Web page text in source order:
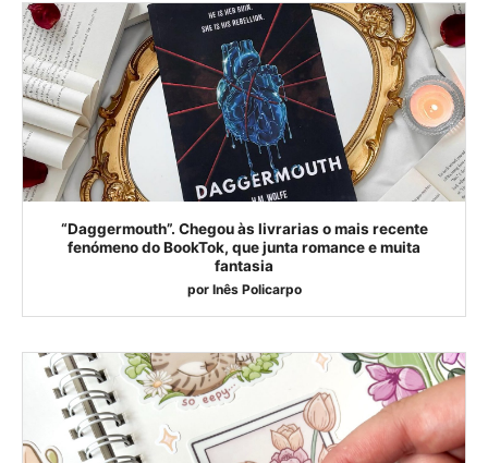
“Daggermouth”. Chegou às livrarias o mais recente
fenómeno do BookTok, que junta romance e muita
fantasia
por Inês Policarpo